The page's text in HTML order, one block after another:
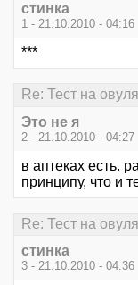
стинка
1 - 21.10.2010 - 04:16
***
Re: Тест на
Это не я
2 - 21.10.2010 - 04:27
в аптеках есть.
принципу, что и
Re: Тест на
стинка
3 - 21.10.2010 - 04:36